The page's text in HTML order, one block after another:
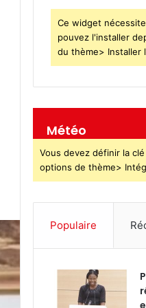
Ce widget
pouvez l'installer
du thème> Installer
Météo
Vous devez définir la
options de thème>
Populaire